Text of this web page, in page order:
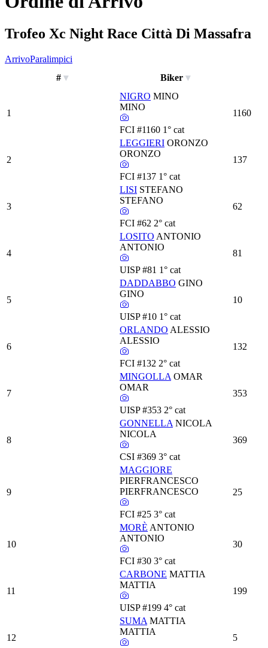
Trofeo Xc Night Race Città Di Massafra
ArrivoParalimpici
#
Biker
1
NIGRO MINO
MINO
FCI #1160 1° cat
1160
2
LEGGIERI ORONZO
ORONZO
FCI #137 1° cat
137
3
LISI STEFANO
STEFANO
FCI #62 2° cat
62
4
LOSITO ANTONIO
ANTONIO
UISP #81 1° cat
81
5
DADDABBO GINO
GINO
UISP #10 1° cat
10
6
ORLANDO ALESSIO
ALESSIO
FCI #132 2° cat
132
7
MINGOLLA OMAR
OMAR
UISP #353 2° cat
353
8
GONNELLA NICOLA
NICOLA
CSI #369 3° cat
369
9
MAGGIORE
PIERFRANCESCO
PIERFRANCESCO
FCI #25 3° cat
25
10
MORÈ ANTONIO
ANTONIO
FCI #30 3° cat
30
11
CARBONE MATTIA
MATTIA
UISP #199 4° cat
199
12
SUMA MATTIA
MATTIA
5